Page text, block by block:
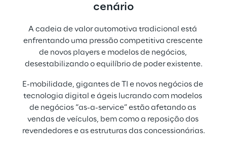
cenário
A cadeia de valor automotiva tradicional está
enfrentando uma pressão competitiva crescente
de novos players e modelos de negócios,
desestabilizando o equilíbrio de poder existente.
E-mobilidade, gigantes de TI e novos negócios de
tecnologia digital e ágeis lucrando com modelos
de negócios “as-a-service” estão afetando as
vendas de veículos, bem como a reposição dos
revendedores e as estruturas das concessionárias.